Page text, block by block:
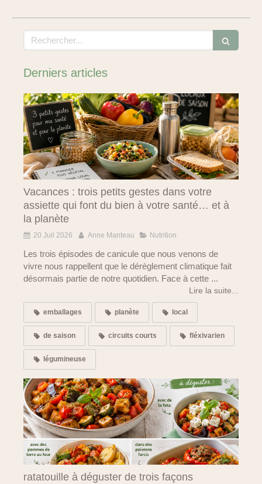
Rechercher
Derniers articles
Vacances : trois petits gestes dans votre
assiette qui font du bien à votre santé… et à
la planète
20 Juil 2026 Anne Manteau Nutrition
Les trois épisodes de canicule que nous venons de
vivre nous rappellent que le dérèglement climatique fait
désormais partie de notre quotidien. Face à cette ...
Lire la suite...
emballages planète local
de saison circuits courts fléxivarien
légumineuse
ratatouille à déguster de trois façons